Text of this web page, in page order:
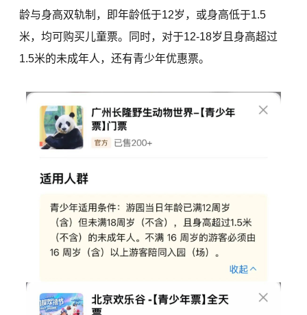
龄与身高双轨制，即年龄低于12岁，或身高低于1.5
米，均可购买儿童票。同时，对于12-18岁且身高超过
1.5米的未成年人，还有青少年优惠票。